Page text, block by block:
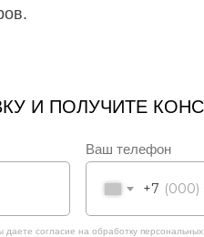
Ваш телефон
+7
И ПОЛУЧИТЕ
даете согласие на обработку